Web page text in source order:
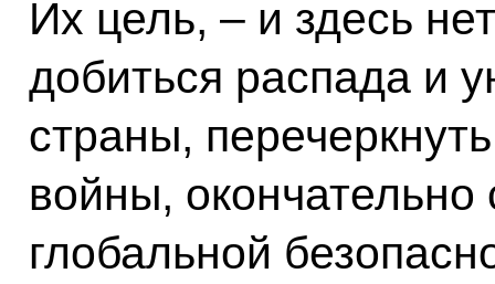
Их цель, – и здесь
добиться распада и
страны,
войны, окончательно
глобальной